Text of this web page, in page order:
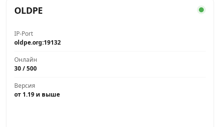
OLDPE
IP-Port
oldpe.org:19132
Онлайн
30 / 500
Версия
от 1.19 и выше